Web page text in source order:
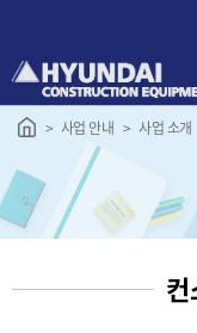
로
가
사업 안내 사업 소개